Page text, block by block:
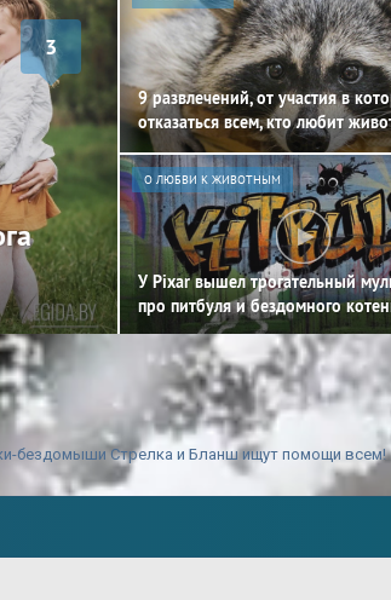
3
9 развлечений, от участия в
отказаться всем, кто любит
О ЛЮБВИ К ЖИВОТНЫМ
У Pixar вышел трогательный
про питбуля и бездомного
бездомыши Стрелка и Бланш ищут помощи всем!